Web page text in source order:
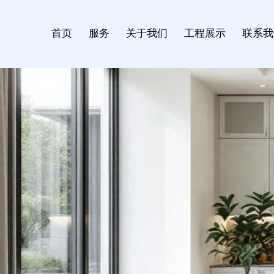
首页 服务 关于我们 工程展示 联系